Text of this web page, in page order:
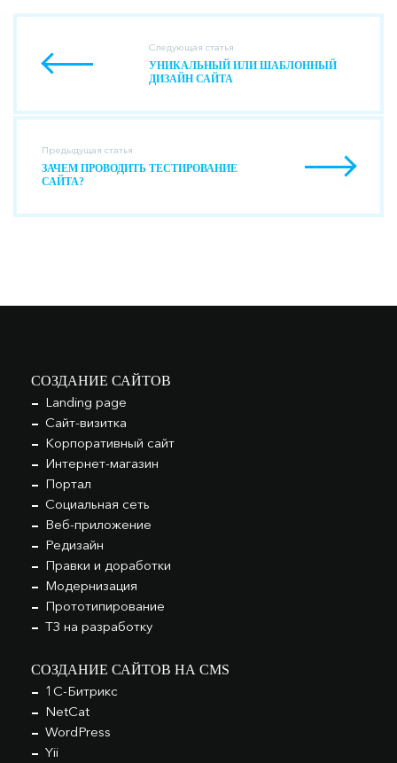
Следующая статья
УНИКАЛЬНЫЙ ИЛИ ШАБЛОННЫЙ
ДИЗАЙН САЙТА
Предыдущая статья
ЗАЧЕМ ПРОВОДИТЬ ТЕСТИРОВАНИЕ
САЙТА?
СОЗДАНИЕ САЙТОВ
Landing page
Сайт-визитка
Корпоративный сайт
Интернет-магазин
Портал
Социальная сеть
Веб-приложение
Редизайн
Правки и доработки
Модернизация
Прототипирование
ТЗ на разработку
СОЗДАНИЕ САЙТОВ НА CMS
1С-Битрикс
NetCat
WordPress
Yii